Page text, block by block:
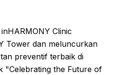
Clinic
Tower dan meluncurkan
preventif terbaik di
"Celebrating the Future of